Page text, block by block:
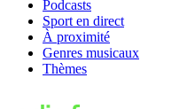
Podcasts
Sport en direct
À proximité
Genres musicaux
Thèmes